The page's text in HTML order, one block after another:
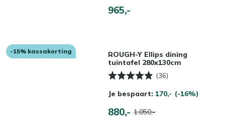
965,-
-15% kassakorting
ROUGH-Y Ellips dining
tuintafel 280x130cm
(36)
Je bespaart: 170,- (-16%)
880,- 1.050,-